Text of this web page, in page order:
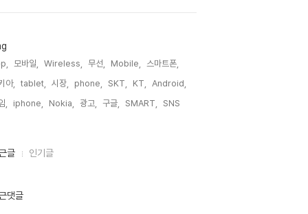
모바일, Wireless, 무선, Mobile,
스마트폰,
아,
tablet, 시장, phone, SKT, KT,
Android,
,
iphone, Nokia, 광고, 구글, SMART, SNS,
글 인기글
댓글